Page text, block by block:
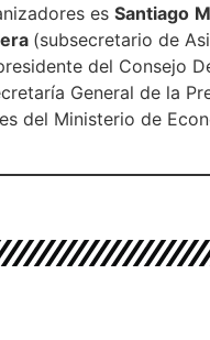
es Santiago
(subsecretario de
del Consejo
General de la
del Ministerio de